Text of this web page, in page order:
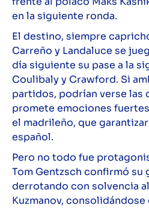
en la siguiente ronda.
El destino, siempre
Carreño y Landaluce se
día siguiente su pase a la
Coulibaly y Crawford. Si
partidos, podrían verse las
promete emociones
el madrileño, que
español.
Pero no todo fue
Tom Gentzsch confirmó su
derrotando con solvencia
Kuzmanov, consolidándose